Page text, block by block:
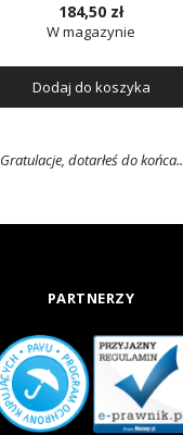
184,50 zł
W magazynie
Dodaj do koszyka
Gratulacje, dotarłeś do końca..
PARTNERZY